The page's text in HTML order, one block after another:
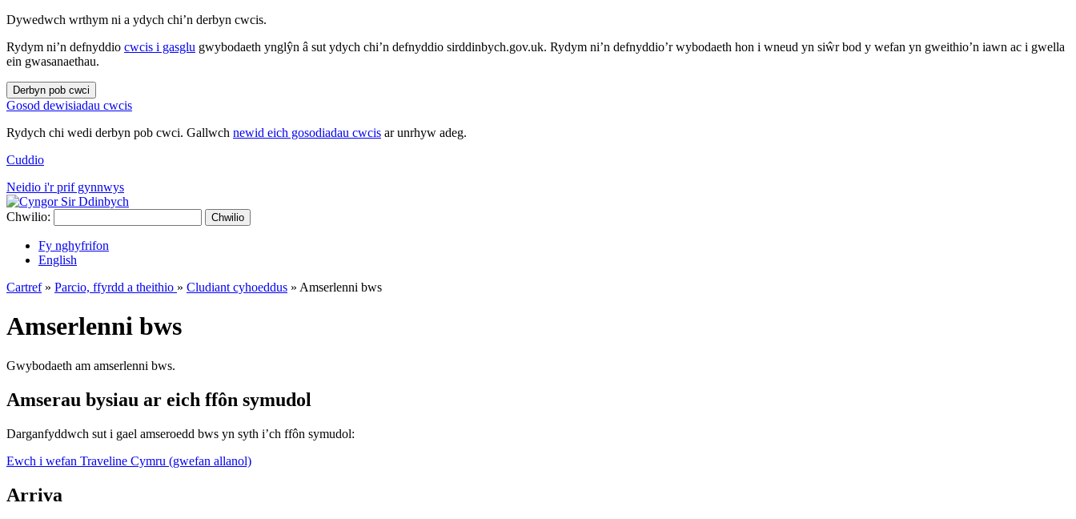
Dywedwch wrthym ni a ydych chi’n derbyn cwcis.
Rydym ni’n defnyddio cwcis i gasglu gwybodaeth ynglŷn â sut ydych chi’n defnyddio sirddinbych.gov.uk. Rydym ni’n defnyddio’r wybodaeth hon i wneud yn siŵr bod y wefan yn gweithio’n iawn ac i gwella
ein gwasanaethau.
Derbyn pob cwci
Gosod dewisiadau cwcis
Rydych chi wedi derbyn pob cwci. Gallwch newid eich gosodiadau cwcis ar unrhyw adeg.
Cuddio
Neidio i'r prif gynnwys
Chwilio: Chwilio
Fy nghyfrifon
English
Cartref» Parcio, ffyrdd a theithio » Cludiant cyhoeddus » Amserlenni bws
Amserlenni bws
Gwybodaeth am amserlenni bws.
Amserau bysiau ar eich ffôn symudol
Darganfyddwch sut i gael amseroedd bws yn syth i’ch ffôn symudol:
Ewch i wefan Traveline Cymru (gwefan allanol)
Arriva